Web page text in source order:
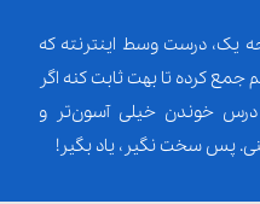
یک، درست وسط اینترنته که
جمع کرده تا بهت ثابت کنه اگر
خوندن خیلی آسون‌تر و
پس سخت نگیر، یاد بگیر!